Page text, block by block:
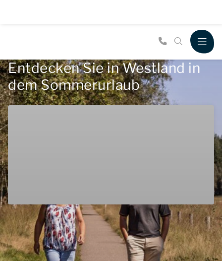
Entdecken Sie in Westland in
dem Sommerurlaub